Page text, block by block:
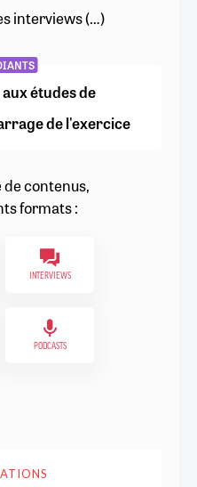
interviews (…)
études de
de l'exercice
contenus,
formats :
INTERVIEWS
PODCASTS